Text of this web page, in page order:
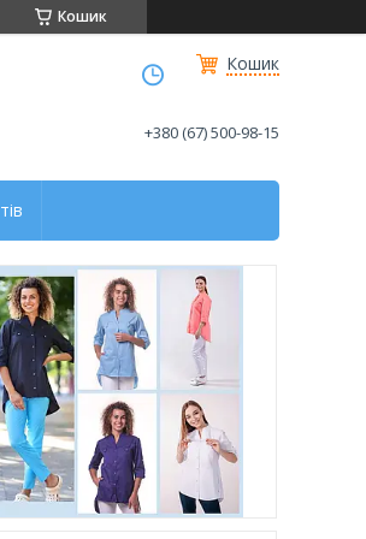
Кошик
Кошик
+380 (67) 500-98-15